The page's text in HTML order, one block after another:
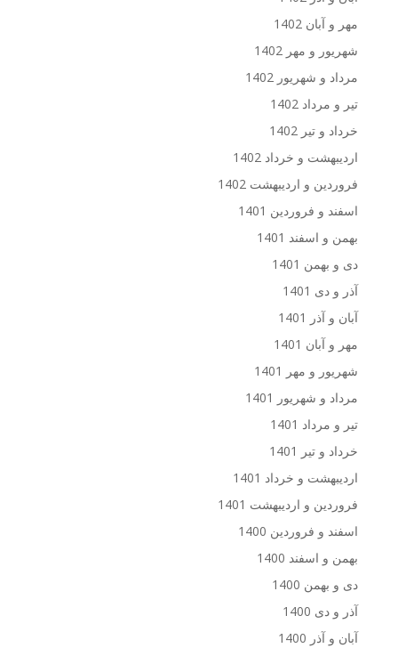
مهر و آبان 1402
شهریور و مهر 1402
مرداد و شهریور 1402
تیر و مرداد 1402
خرداد و تیر 1402
اردیبهشت و خرداد 1402
فروردین و اردیبهشت 1402
اسفند و فروردین 1401
بهمن و اسفند 1401
دی و بهمن 1401
آذر و دی 1401
آبان و آذر 1401
مهر و آبان 1401
شهریور و مهر 1401
مرداد و شهریور 1401
تیر و مرداد 1401
خرداد و تیر 1401
اردیبهشت و خرداد 1401
فروردین و اردیبهشت 1401
اسفند و فروردین 1400
بهمن و اسفند 1400
دی و بهمن 1400
آذر و دی 1400
آبان و آذر 1400